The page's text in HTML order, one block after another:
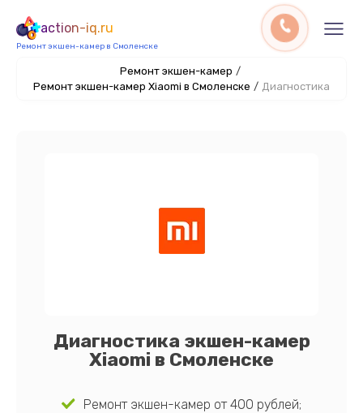
action-iq.ru
Ремонт экшен-камер в Смоленске
Ремонт экшен-камер /
Ремонт экшен-камер Xiaomi в Смоленске / Диагностика
Диагностика экшен-камер
Xiaomi в Смоленске
Ремонт экшен-камер от 400 рублей;